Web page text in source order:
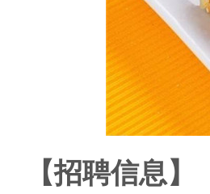
【招聘信息】